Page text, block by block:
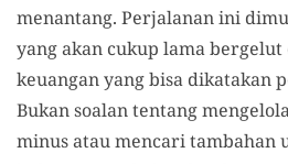
menantang. Perjalanan ini
yang akan cukup lama
keuangan yang bisa dikatakan
Bukan soalan tentang
minus atau mencari tambahan